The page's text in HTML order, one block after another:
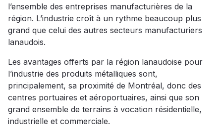
l’ensemble des entreprises manufacturières de la
région. L’industrie croît à un rythme beaucoup plus
grand que celui des autres secteurs manufacturiers
lanaudois.
Les avantages offerts par la région lanaudoise pour
l’industrie des produits métalliques sont,
principalement, sa proximité de Montréal, donc des
centres portuaires et aéroportuaires, ainsi que son
grand ensemble de terrains à vocation résidentielle,
industrielle et commerciale.